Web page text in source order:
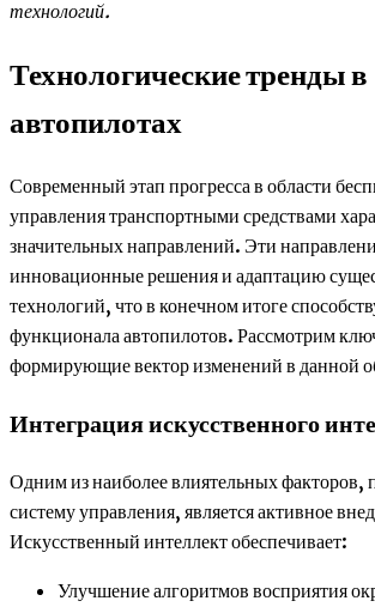
технологий.
Технологические тренды в
автопилотах
Современный этап прогресса в области
управления транспортными средствами
значительных направлений. Эти
инновационные решения и адаптацию
технологий, что в конечном итоге
функционала автопилотов. Рассмотрим
формирующие вектор изменений в данной
Интеграция искусственного
Одним из наиболее влиятельных факторов,
систему управления, является активное
Искусственный интеллект обеспечивает:
Улучшение алгоритмов восприятия